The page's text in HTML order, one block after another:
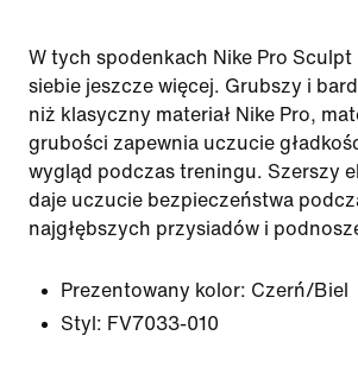
W tych spodenkach Nike Pro Sculpt
siebie jeszcze więcej. Grubszy i
niż klasyczny materiał Nike Pro,
grubości zapewnia uczucie
wygląd podczas treningu. Szerszy
daje uczucie bezpieczeństwa
najgłębszych przysiadów i
Prezentowany kolor: Czerń/Biel
Styl: FV7033-010